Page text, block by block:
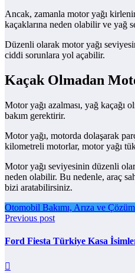
Ancak, zamanla motor yağı
kaçaklarına neden olabilir ve yağ
Düzenli olarak motor yağı
ciddi sorunlara yol açabilir.
Kaçak Olmadan
Motor yağı azalması, yağ kaçağı
bakım gerektirir.
Motor yağı, motorda dolaşarak
kilometreli motorlar, motor yağı
Motor yağı seviyesinin düzenli
neden olabilir. Bu nedenle, araç
bizi aratabilirsiniz.
Otomobil Bakımı, Arıza ve
Previous post
Ford Fiesta Türkiye Kasa